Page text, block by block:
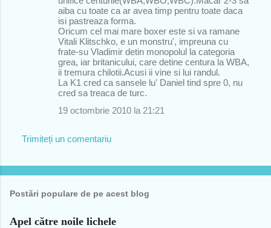
aiba cu toate ca ar avea timp pentru toate daca
isi pastreaza forma.
Oricum cel mai mare boxer este si va ramane
Vitali Klitschko, e un monstru', impreuna cu
frate-su Vladimir detin monopolul la categoria
grea, iar britanicului, care detine centura la WBA,
ii tremura chilotii.Acusi ii vine si lui randul.
La K1 cred ca sansele lu' Daniel tind spre 0, nu
cred sa treaca de turc.
19 octombrie 2010 la 21:21
Trimiteți un comentariu
Postări populare de pe acest blog
Apel către noile lichele